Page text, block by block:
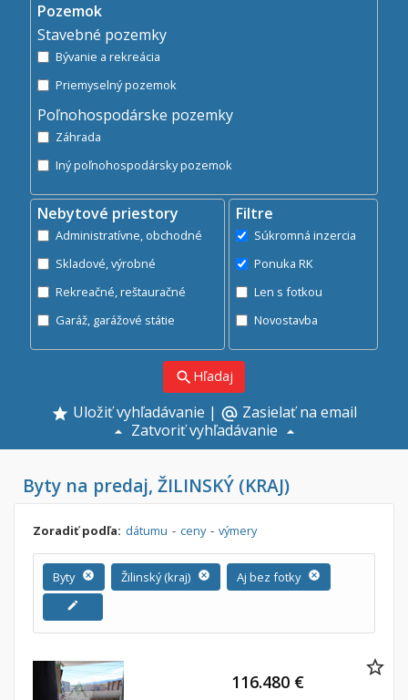
Pozemok
Stavebné pozemky
Bývanie a rekreácia
Priemyselný pozemok
Poľnohospodárske pozemky
Záhrada
Iný poľnohospodársky pozemok
Nebytové priestory
Administratívne, obchodné
Skladové, výrobné
Rekreačné, reštauračné
Garáž, garážové státie
Filtre
Súkromná inzercia
Ponuka RK
Len s fotkou
Novostavba
search Hľadaj
Uložiť vyhľadávanie | alternate_email Zasielať na email
Zatvoriť vyhľadávanie
Byty na predaj, ŽILINSKÝ (KRAJ)
Zoradiť podľa: dátumu - ceny - výmery
Byty cancel Žilinský (kraj) cancel Aj bez fotky cancel
edit
116.480 €